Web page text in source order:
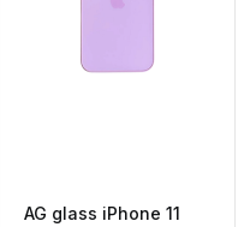
AG glass iPhone 11